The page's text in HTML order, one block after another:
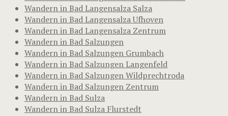
Wandern in Bad Langensalza Salza
Wandern in Bad Langensalza Ufhoven
Wandern in Bad Langensalza Zentrum
Wandern in Bad Salzungen
Wandern in Bad Salzungen Grumbach
Wandern in Bad Salzungen Langenfeld
Wandern in Bad Salzungen Wildprechtroda
Wandern in Bad Salzungen Zentrum
Wandern in Bad Sulza
Wandern in Bad Sulza Flurstedt